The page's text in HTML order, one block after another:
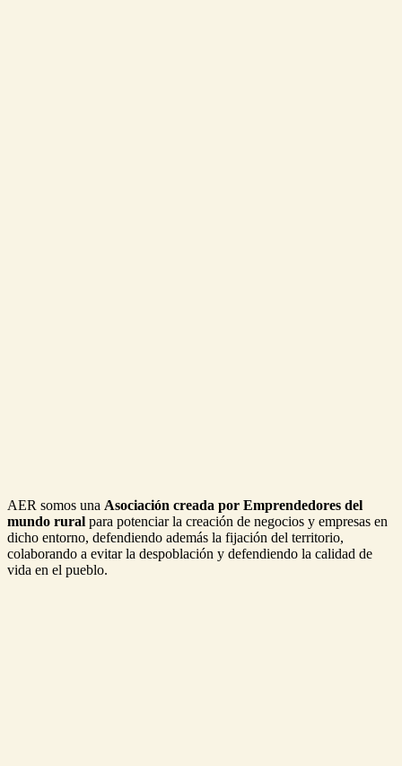
AER somos una Asociación creada por Emprendedores del
mundo rural para potenciar la creación de negocios y empresas en
dicho entorno, defendiendo además la fijación del territorio,
colaborando a evitar la despoblación y defendiendo la calidad de
vida en el pueblo.